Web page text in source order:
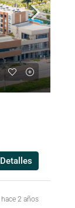
Detalles
hace 2 años